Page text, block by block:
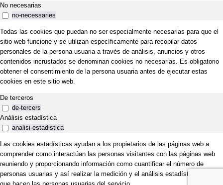
No necesarias
no-necessaries
Todas las cookies que puedan no ser especialmente necesarias para que el
sitio web funcione y se utilizan específicamente para recopilar datos
personales de la persona usuaria a través de análisis, anuncios y otros
contenidos incrustados se denominan cookies no necesarias. Es obligatorio
obtener el consentimiento de la persona usuaria antes de ejecutar estas
cookies en este sitio web.
De terceros
de-tercers
Análisis estadística
analisi-estadistica
Las cookies estadísticas ayudan a los propietarios de las páginas web a
comprender como interactúan las personas visitantes con las páginas web
reuniendo y proporcionando información como cuantificar el número de
personas usuarias y así realizar la medición y el análisis estadístico del uso